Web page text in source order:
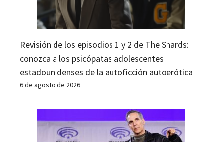
Revisión de los episodios 1 y 2 de The Shards:
conozca a los psicópatas adolescentes
estadounidenses de la autoficción autoerótica
6 de agosto de 2026